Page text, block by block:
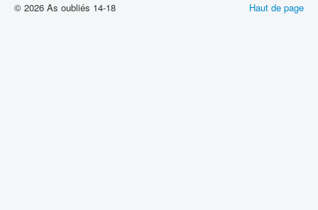
Haut de page
© 2026 As oubliés 14-18